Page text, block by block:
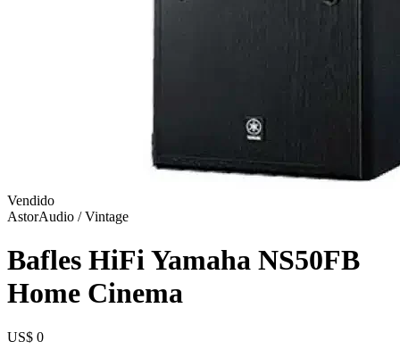
Vendido
AstorAudio / Vintage
Bafles HiFi Yamaha NS50FB
Home Cinema
US$ 0